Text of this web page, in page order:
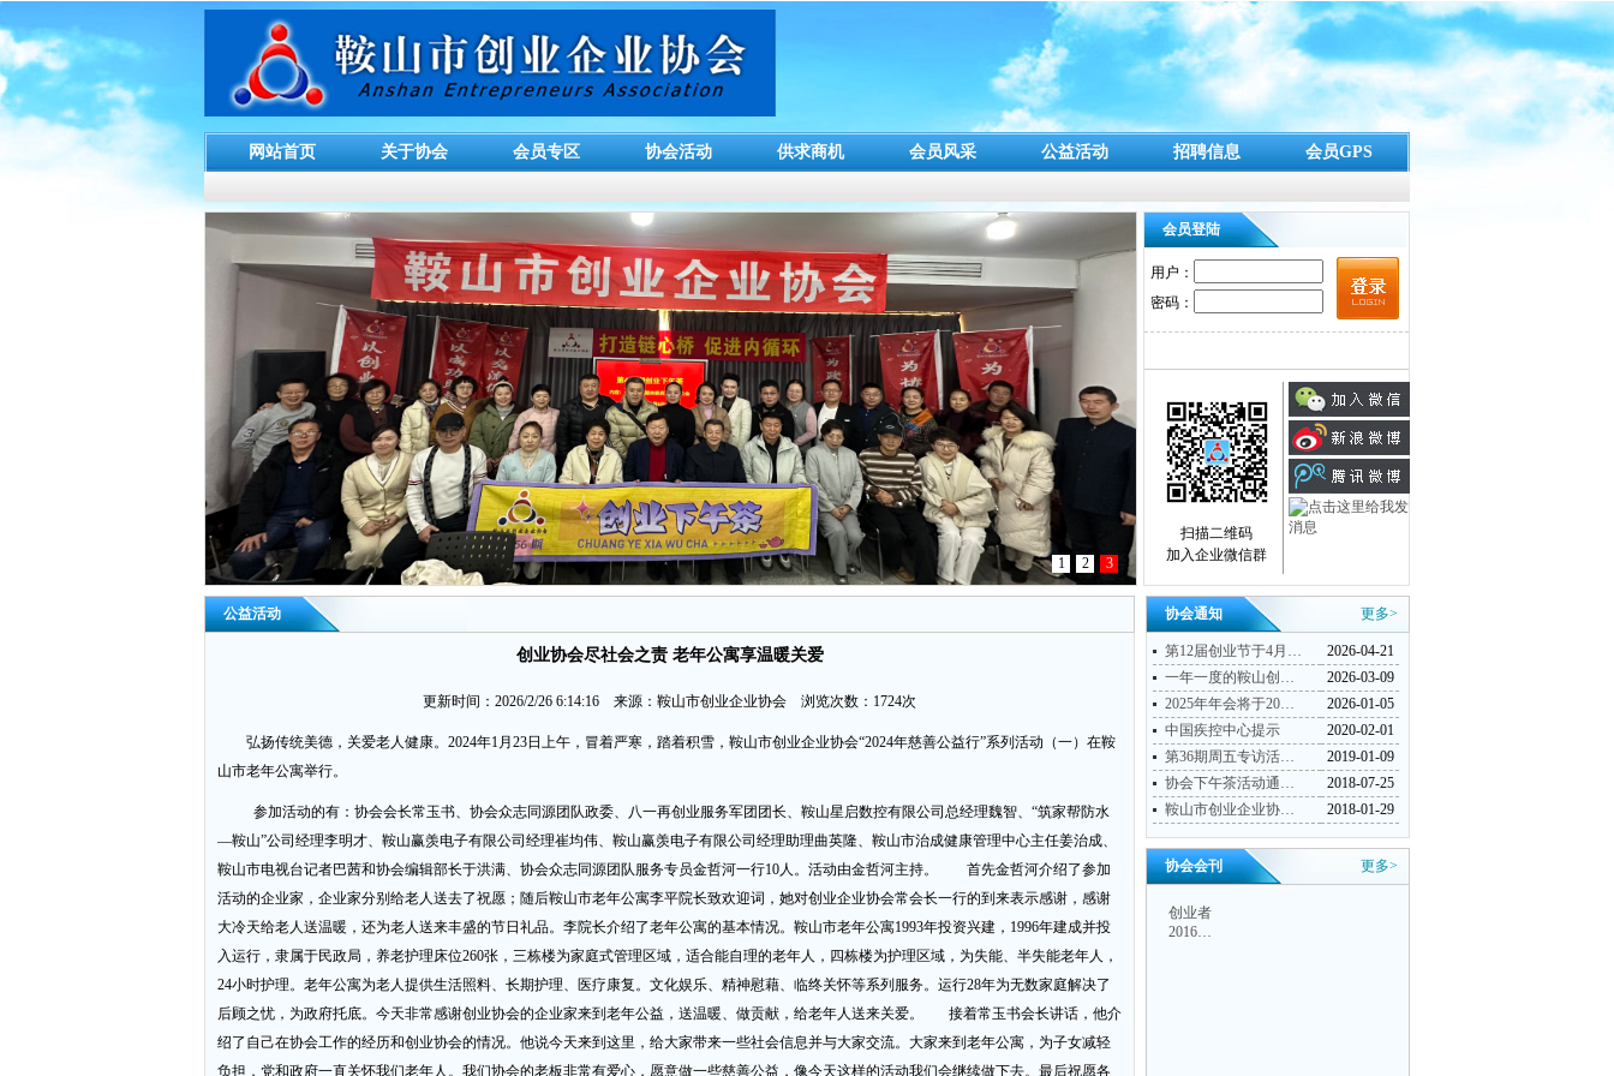
网站首页 关于协会 会员专区 协会活动 供求商机 会员风采 公益活动 招聘信息 会员GPS
1 2 3
会员登陆
用户：
密码：
扫描二维码
加入企业微信群
公益活动
创业协会尽社会之责 老年公寓享温暖关爱
更新时间：2026/2/26 6:14:16 来源：鞍山市创业企业协会 浏览次数：1724次
弘扬传统美德，关爱老人健康。2024年1月23日上午，冒着严寒，踏着积雪，鞍山市创业企业协会“2024年慈善公益行”系列活动（一）在鞍
山市老年公寓举行。
参加活动的有：协会会长常玉书、协会众志同源团队政委、八一再创业服务军团团长、鞍山星启数控有限公司总经理魏智、“筑家帮防水
—鞍山”公司经理李明才、鞍山赢羡电子有限公司经理崔均伟、鞍山赢羡电子有限公司经理助理曲英隆、鞍山市治成健康管理中心主任姜治成、
鞍山市电视台记者巴茜和协会编辑部长于洪满、协会众志同源团队服务专员金哲河一行10人。活动由金哲河主持。 首先金哲河介绍了参加
活动的企业家，企业家分别给老人送去了祝愿；随后鞍山市老年公寓李平院长致欢迎词，她对创业企业协会常会长一行的到来表示感谢，感谢
大冷天给老人送温暖，还为老人送来丰盛的节日礼品。李院长介绍了老年公寓的基本情况。鞍山市老年公寓1993年投资兴建，1996年建成并投
入运行，隶属于民政局，养老护理床位260张，三栋楼为家庭式管理区域，适合能自理的老年人，四栋楼为护理区域，为失能、半失能老年人，
24小时护理。老年公寓为老人提供生活照料、长期护理、医疗康复。文化娱乐、精神慰藉、临终关怀等系列服务。运行28年为无数家庭解决了
后顾之忧，为政府托底。今天非常感谢创业协会的企业家来到老年公益，送温暖、做贡献，给老年人送来关爱。 接着常玉书会长讲话，他介
绍了自己在协会工作的经历和创业协会的情况。他说今天来到这里，给大家带来一些社会信息并与大家交流。大家来到老年公寓，为子女减轻
负担，党和政府一直关怀我们老年人。我们协会的老板非常有爱心，愿意做一些慈善公益，像今天这样的活动我们会继续做下去。最后祝愿各
协会通知 更多>
第12届创业节于4月…
2026-04-21
一年一度的鞍山创…
2026-03-09
2025年年会将于20…
2026-01-05
中国疾控中心提示
2020-02-01
第36期周五专访活…
2019-01-09
协会下午茶活动通…
2018-07-25
鞍山市创业企业协…
2018-01-29
协会会刊 更多>
创业者
2016…